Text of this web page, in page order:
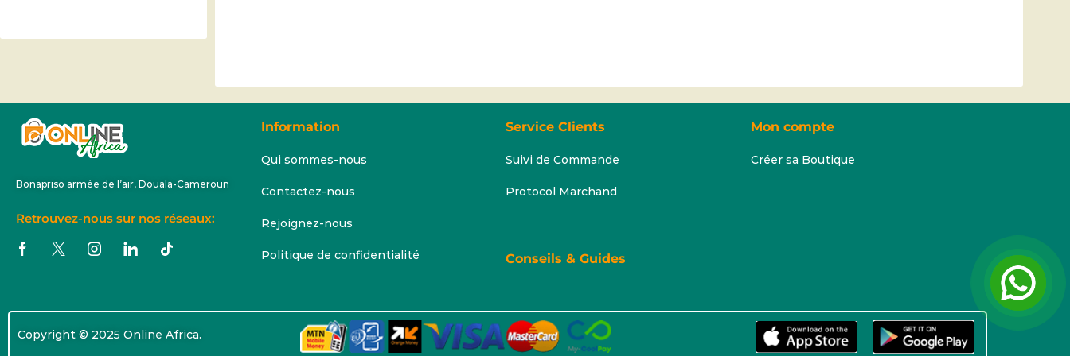
Bonapriso armée de l’air, Douala-Cameroun
Retrouvez-nous sur nos réseaux:
Information
Qui sommes-nous
Contactez-nous
Rejoignez-nous
Politique de confidentialité
Service Clients
Suivi de Commande
Protocol Marchand
Conseils & Guides
Mon compte
Créer sa Boutique
Copyright © 2025 Online Africa.